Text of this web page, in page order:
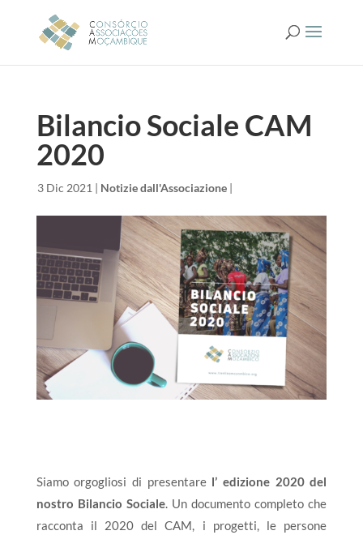
Bilancio Sociale CAM
2020
3 Dic 2021 | Notizie dall'Associazione|
Siamo orgogliosi di presentare l’ edizione 2020 del
nostro Bilancio Sociale. Un documento completo che
racconta il 2020 del CAM, i progetti, le persone